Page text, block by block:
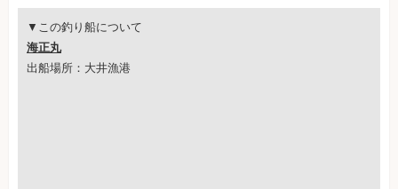
▼この釣り船について
海正丸
出船場所：大井漁港